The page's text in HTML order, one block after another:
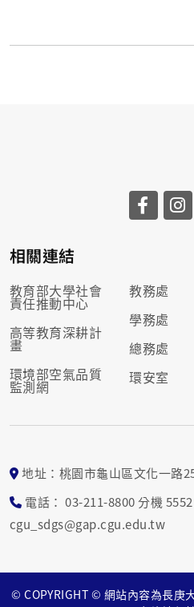
相關連結
教育部大學社會
責任推動中心
高等教育深耕計
畫
環境部空氣品質
監測網
教務處
學務處
總務處
環安室
地址：桃園市龜山區文化一路
電話： 03-211-8800 分機 5552
cgu_sdgs@gap.cgu.edu.tw
© COPYRIGHT © 網站內容為長庚